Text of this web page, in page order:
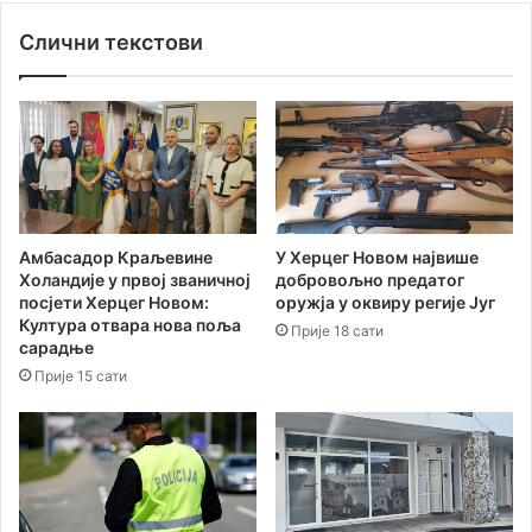
и
м
а
м
в
р
ш
е
н
к
о
л
о
н
ј
а
е
р
Слични текстови
Амбасадор Краљевине
Холандије у првој званичној
посјети Херцег Новом:
Култура отвара нова поља
сарадње
Прије 15 сати
У Херцег Новом највише
добровољно предатог
оружја у оквиру регије Југ
Прије 18 сати